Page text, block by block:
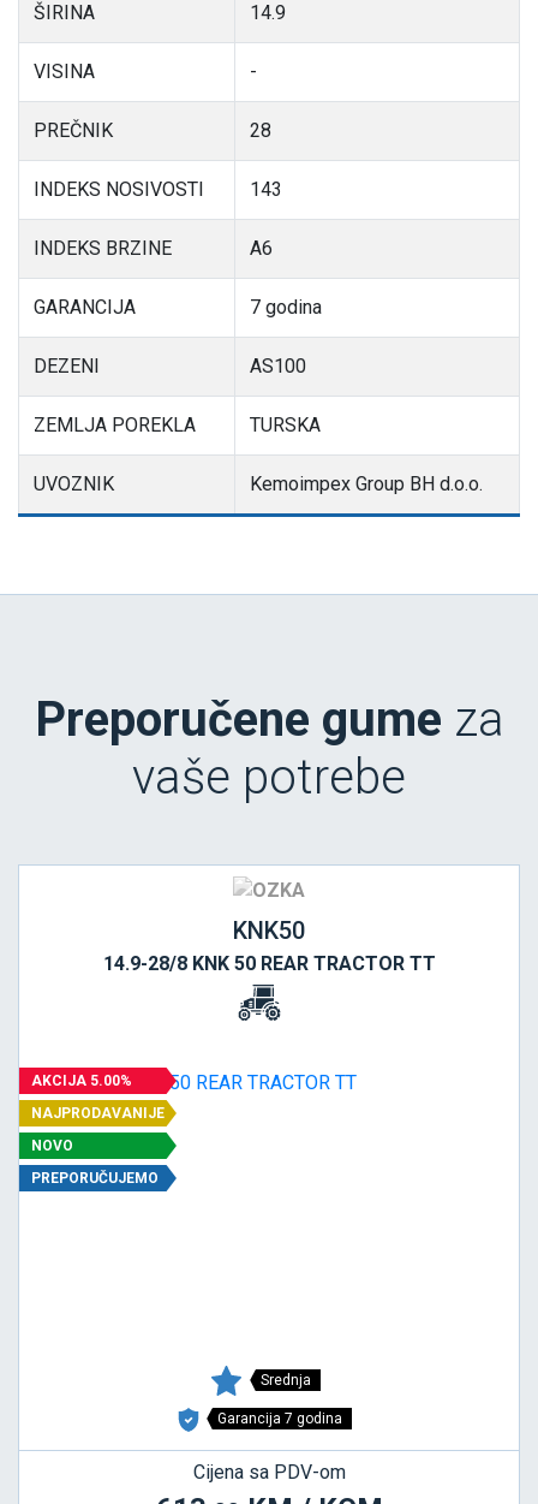
ŠIRINA 14.9
VISINA -
PREČNIK 28
INDEKS NOSIVOSTI 143
INDEKS BRZINE A6
GARANCIJA 7 godina
DEZENI AS100
ZEMLJA POREKLA TURSKA
UVOZNIK Kemoimpex Group BH d.o.o.
Preporučene gume za
vaše potrebe
KNK50
14.9-28/8 KNK 50 REAR TRACTOR TT
AKCIJA 5.00%
NAJPRODAVANIJE
NOVO
PREPORUČUJEMO
Srednja
Garancija 7 godina
Cijena sa PDV-om